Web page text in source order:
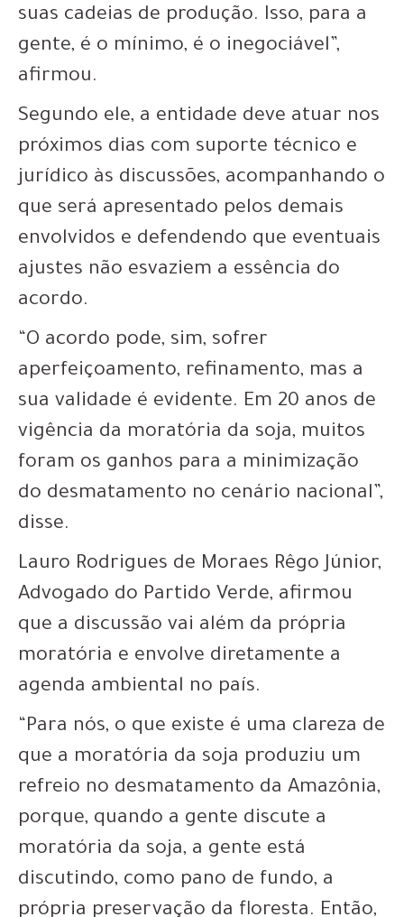
suas cadeias de produção. Isso, para a
gente, é o mínimo, é o inegociável”,
afirmou.
Segundo ele, a entidade deve atuar nos
próximos dias com suporte técnico e
jurídico às discussões, acompanhando o
que será apresentado pelos demais
envolvidos e defendendo que eventuais
ajustes não esvaziem a essência do
acordo.
“O acordo pode, sim, sofrer
aperfeiçoamento, refinamento, mas a
sua validade é evidente. Em 20 anos de
vigência da moratória da soja, muitos
foram os ganhos para a minimização
do desmatamento no cenário nacional”,
disse.
Lauro Rodrigues de Moraes Rêgo Júnior,
Advogado do Partido Verde, afirmou
que a discussão vai além da própria
moratória e envolve diretamente a
agenda ambiental no país.
“Para nós, o que existe é uma clareza de
que a moratória da soja produziu um
refreio no desmatamento da Amazônia,
porque, quando a gente discute a
moratória da soja, a gente está
discutindo, como pano de fundo, a
própria preservação da floresta. Então,